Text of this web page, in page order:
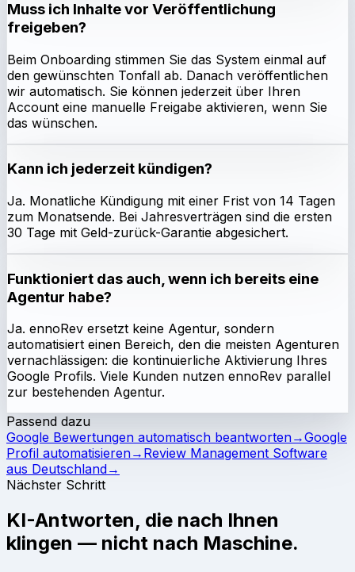
Muss ich Inhalte vor Veröffentlichung
freigeben?
Beim Onboarding stimmen Sie das System einmal auf
den gewünschten Tonfall ab. Danach veröffentlichen
wir automatisch. Sie können jederzeit über Ihren
Account eine manuelle Freigabe aktivieren, wenn Sie
das wünschen.
Kann ich jederzeit kündigen?
Ja. Monatliche Kündigung mit einer Frist von 14 Tagen
zum Monatsende. Bei Jahresverträgen sind die ersten
30 Tage mit Geld-zurück-Garantie abgesichert.
Funktioniert das auch, wenn ich bereits eine
Agentur habe?
Ja. ennoRev ersetzt keine Agentur, sondern
automatisiert einen Bereich, den die meisten Agenturen
vernachlässigen: die kontinuierliche Aktivierung Ihres
Google Profils. Viele Kunden nutzen ennoRev parallel
zur bestehenden Agentur.
Passend dazu
Google Bewertungen automatisch beantworten→Google
Profil automatisieren→ Review Management Software
aus Deutschland→
Nächster Schritt
KI-Antworten, die nach Ihnen
klingen — nicht nach Maschine.